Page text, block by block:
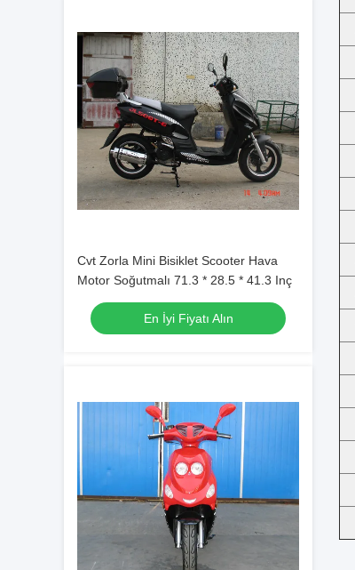
Cvt Zorla Mini Bisiklet Scooter Hava
Motor Soğutmalı 71.3 * 28.5 * 41.3 Inç
En İyi Fiyatı Alın